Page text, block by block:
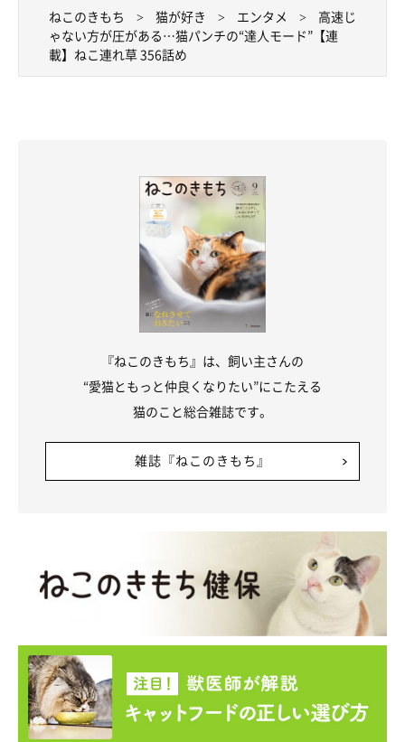
ねこのきもち 猫が好き エンタメ
高速じ
ゃない方が圧がある…猫パンチの“達人モード”【連
載】ねこ連れ草 356話め
『ねこのきもち』は、飼い主さんの
“愛猫ともっと仲良くなりたい”にこたえる
猫のこと総合雑誌です。
雑誌『ねこのきもち』